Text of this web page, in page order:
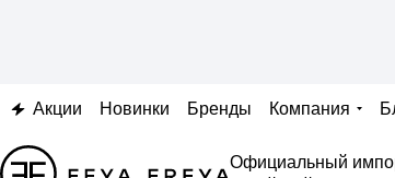
Акции Новинки Бренды Компания
Официальный